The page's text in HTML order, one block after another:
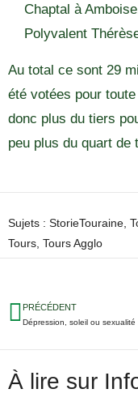
Chaptal à
Polyvalent
Au total ce sont 29
été votées pour
donc plus du tiers
peu plus du quart de
Sujets : StorieTouraine
Tours Tours Agglo
PRÉCÉDENT
À lire sur